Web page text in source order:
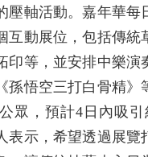
壓軸活動。嘉年華每
互動展位，包括傳統
印等，並安排中樂演
孫悟空三打白骨精》
眾，預計4日內吸引
表示，希望透過展覽